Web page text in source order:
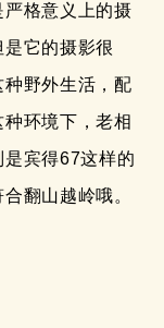
格意义上的摄
它的摄影很
野外生活，配
环境下，老相
宾得67这样的
翻山越岭哦。